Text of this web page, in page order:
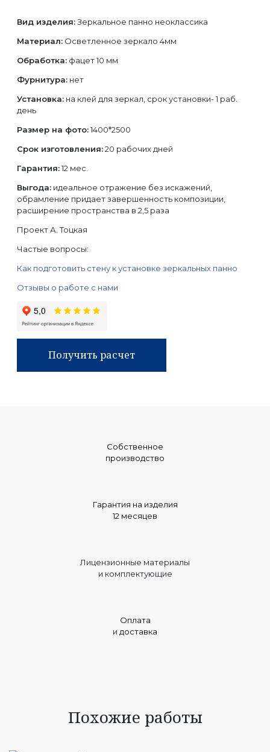
Вид изделия:Зеркальное панно неоклассика
Материал: Осветленное зеркало 4мм
Обработка: фацет 10 мм
Фурнитура: нет
Установка: на клей для зеркал, срок установки- 1 раб.
день
Размер на фото:1400*2500
Срок изготовления:20 рабочих дней
Гарантия:12 мес.
Выгода: идеальное отражение без искажений,
обрамление придает завершенность композиции,
расширение пространства в 2,5 раза
Проект А. Тоцкая
Частые вопросы:
Как подготовить стену к установке зеркальных панно
Отзывы о работе с нами
Получить расчет
Собственное
производство
Гарантия на изделия
12 месяцев
Лицензионные материалы
и комплектующие
Оплата
и доставка
Похожие работы